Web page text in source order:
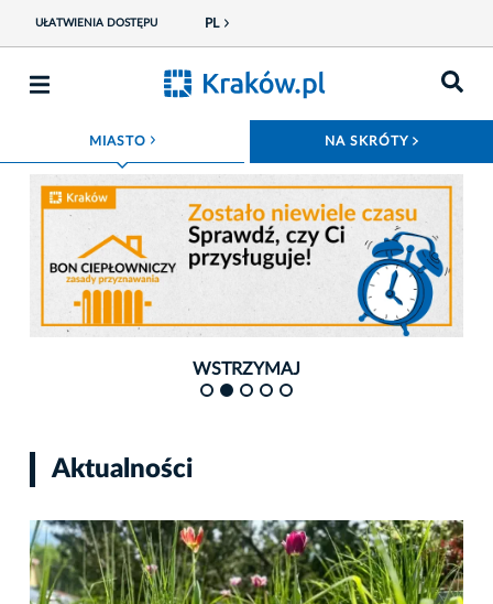
UŁATWIENIA DOSTĘPU PL
MIASTO ROZWIŃ MENU NA SKRÓTY
WSTRZYMAJ
Aktualności